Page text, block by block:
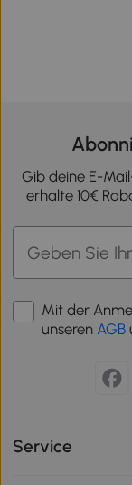
Gib deine E-
erhalte 10€
Mit der
unseren AGB
Service